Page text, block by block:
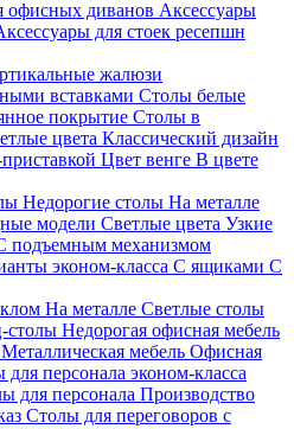
офисных диванов Аксессуары
для стоек ресепшн
жалюзи
вставками Столы белые
покрытие Столы в
цвета Классический дизайн
Цвет венге В цвете
Недорогие столы На металле
модели Светлые цвета Узкие
подъемным механизмом
эконом-класса С ящиками С
На металле Светлые столы
столы Недорогая офисная мебель
Металлическая мебель Офисная
для персонала эконом-класса
для персонала Производство
Столы для переговоров с